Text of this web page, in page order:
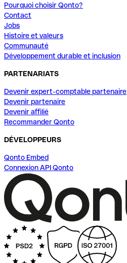
Pourquoi choisir Qonto?
Contact
Jobs
Histoire et valeurs
Communauté
Développement durable et inclusion
PARTENARIATS
Devenir expert-comptable partenaire
Devenir partenaire
Devenir affilié
Recommander Qonto
DÉVELOPPEURS
Qonto Embed
Connexion API Qonto